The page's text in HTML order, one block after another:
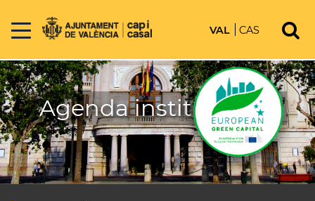
VAL CAS
Agenda institucional